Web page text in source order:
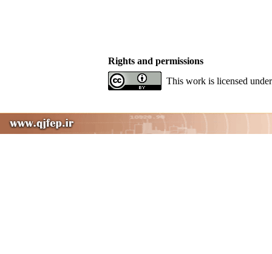
Rights and permissions
This work is licensed